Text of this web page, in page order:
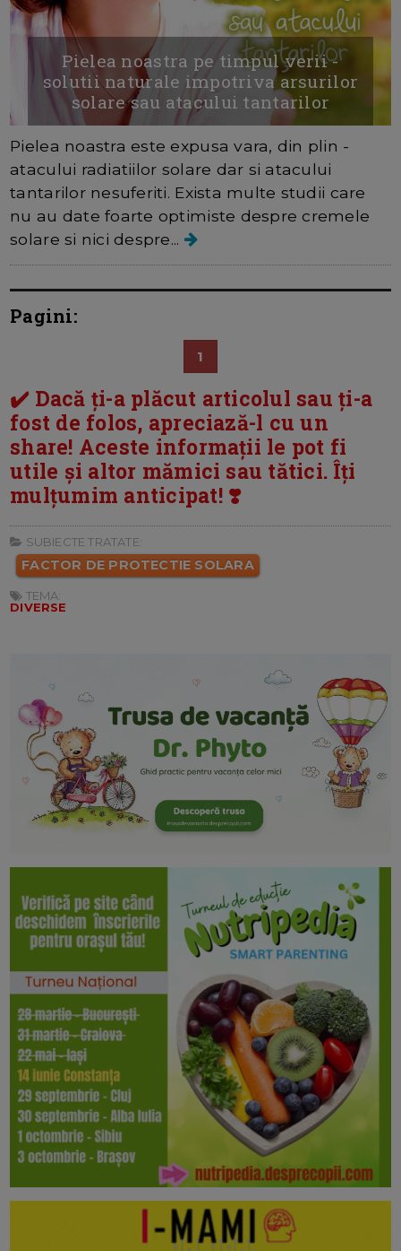
Pielea noastra pe timpul verii -
solutii naturale impotriva arsurilor
solare sau atacului tantarilor
Pielea noastra este expusa vara, din plin -
atacului radiatiilor solare dar si atacului
tantarilor nesuferiti. Exista multe studii care
nu au date foarte optimiste despre cremele
solare si nici despre...
Pagini:
1
✔️ Dacă ți-a plăcut articolul sau ți-a
fost de folos, apreciază-l cu un
share! Aceste informații le pot fi
utile și altor mămici sau tătici. Îți
mulțumim anticipat! ❣️
SUBIECTE TRATATE:
FACTOR DE PROTECTIE SOLARA
TEMA:
DIVERSE